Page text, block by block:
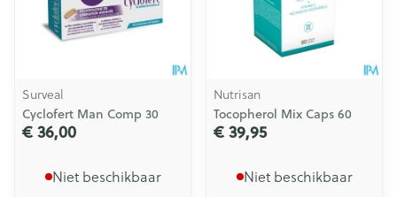
Surveal
Cyclofert Man Comp 30
€ 36,00
Niet beschikbaar
Nutrisan
Tocopherol Mix Caps 60
€ 39,95
Niet beschikbaar